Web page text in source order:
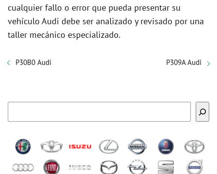
cualquier fallo o error que pueda presentar su
vehículo Audi debe ser analizado y revisado por una
taller mecánico especializado.
P30B0 Audi P309A Audi